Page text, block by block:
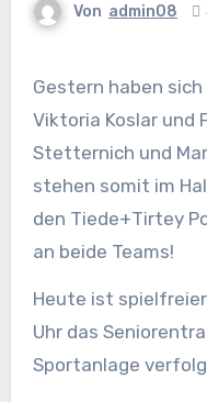
Von admin08
Gestern haben
Viktoria Koslarund
Stetternich und
stehen somit im
den Tiede+Tirtey
an beide Teams!
Heute ist spielfreier Tag. Wer mag, kann ab 19:00
Uhr das
Sportanlage